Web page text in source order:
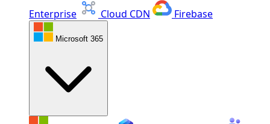
Enterprise
Cloud CDN Firebase
Microsoft 365